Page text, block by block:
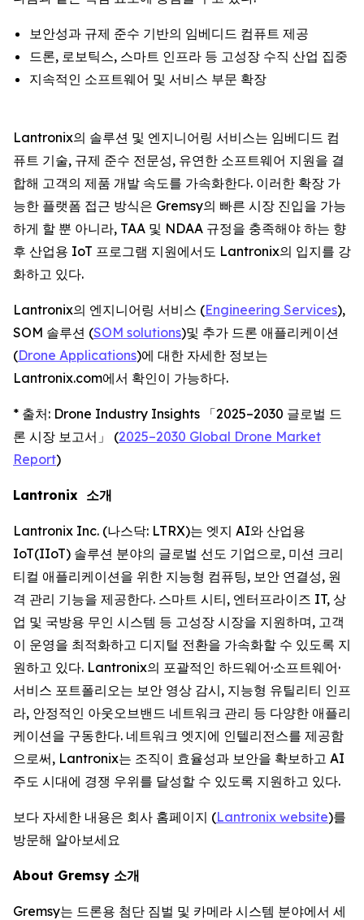
보안성과 규제 준수 기반의 임베디드 컴퓨트 제공
드론, 로보틱스, 스마트 인프라 등 고성장 수직 산업 집중
지속적인 소프트웨어 및 서비스 부문 확장
Lantronix의 솔루션 및 엔지니어링 서비스는 임베디드 컴
퓨트 기술, 규제 준수 전문성, 유연한 소프트웨어 지원을 결
합해 고객의 제품 개발 속도를 가속화한다. 이러한 확장 가
능한 플랫폼 접근 방식은 Gremsy의 빠른 시장 진입을 가능
하게 할 뿐 아니라, TAA 및 NDAA 규정을 충족해야 하는 향
후 산업용 IoT 프로그램 지원에서도 Lantronix의 입지를 강
화하고 있다.
Lantronix의 엔지니어링 서비스 (Engineering Services),
SOM 솔루션 (SOM solutions)및 추가 드론 애플리케이션
(Drone Applications)에 대한 자세한 정보는
Lantronix.com에서 확인이 가능하다.
* 출처: Drone Industry Insights 「2025–2030 글로벌 드
론 시장 보고서」 (2025–2030 Global Drone Market
Report)
Lantronix 소개
Lantronix Inc. (나스닥: LTRX)는 엣지 AI와 산업용
IoT(IIoT) 솔루션 분야의 글로벌 선도 기업으로, 미션 크리
티컬 애플리케이션을 위한 지능형 컴퓨팅, 보안 연결성, 원
격 관리 기능을 제공한다. 스마트 시티, 엔터프라이즈 IT, 상
업 및 국방용 무인 시스템 등 고성장 시장을 지원하며, 고객
이 운영을 최적화하고 디지털 전환을 가속화할 수 있도록 지
원하고 있다. Lantronix의 포괄적인 하드웨어·소프트웨어·
서비스 포트폴리오는 보안 영상 감시, 지능형 유틸리티 인프
라, 안정적인 아웃오브밴드 네트워크 관리 등 다양한 애플리
케이션을 구동한다. 네트워크 엣지에 인텔리전스를 제공함
으로써, Lantronix는 조직이 효율성과 보안을 확보하고 AI
주도 시대에 경쟁 우위를 달성할 수 있도록 지원하고 있다.
보다 자세한 내용은 회사 홈페이지 (Lantronix website)를
방문해 알아보세요
About Gremsy 소개
Gremsy는 드론용 첨단 짐벌 및 카메라 시스템 분야에서 세